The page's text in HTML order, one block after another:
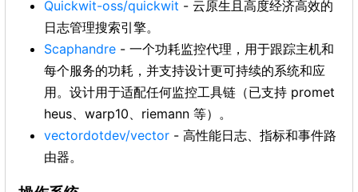
Quickwit-oss/quickwit - 云原生且高度经济高效的
日志管理搜索引擎。
Scaphandre - 一个功耗监控代理，用于跟踪主机和
每个服务的功耗，并支持设计更可持续的系统和应
用。设计用于适配任何监控工具链（已支持 promet
heus、warp10、riemann 等）。
vectordotdev/vector - 高性能日志、指标和事件路
由器。